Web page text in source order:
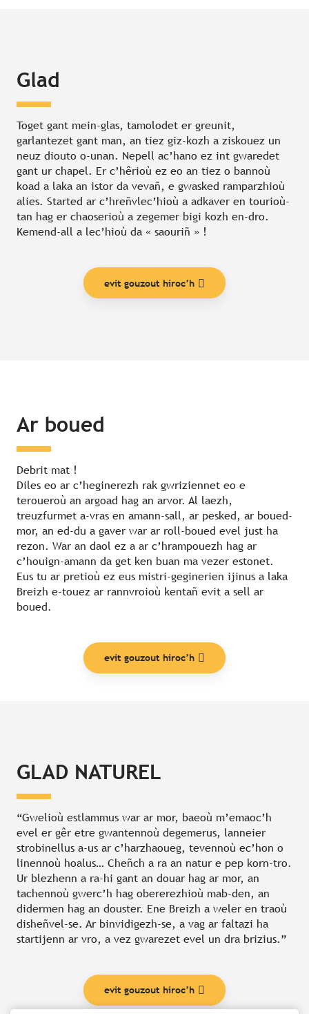
Glad
Toget gant mein-glas, tamolodet er greunit,
garlantezet gant man, an tiez giz-kozh a ziskouez un
neuz diouto o-unan. Nepell ac’hano ez int gwaredet
gant ur chapel. Er c’hêrioù ez eo an tiez o bannoù
koad a laka an istor da vevañ, e gwasked ramparzhioù
alies. Started ar c’hreñvlec’hioù a adkaver en tourioù-
tan hag er chaoserioù a zegemer bigi kozh en-dro.
Kemend-all a lec’hioù da « saouriñ » !
evit gouzout hiroc’h
Ar boued
Debrit mat !
Diles eo ar c’heginerezh rak gwriziennet eo e
teroueroù an argoad hag an arvor. Al laezh,
treuzfurmet a-vras en amann-sall, ar pesked, ar boued-
mor, an ed-du a gaver war ar roll-boued evel just ha
rezon. War an daol ez a ar c’hrampouezh hag ar
c’houign-amann da get ken buan ma vezer estonet.
Eus tu ar pretioù ez eus mistri-geginerien ijinus a laka
Breizh e-touez ar rannvroioù kentañ evit a sell ar
boued.
evit gouzout hiroc’h
GLAD NATUREL
“Gwelioù estlammus war ar mor, baeoù m’emaoc’h
evel er gêr etre gwantennoù degemerus, lanneier
strobinellus a-us ar c’harzhaoueg, tevennoù ec’hon o
linennoù hoalus… Cheñch a ra an natur e pep korn-tro.
Ur blezhenn a ra-hi gant an douar hag ar mor, an
tachennoù gwerc’h hag obererezhioù mab-den, an
didermen hag an douster. Ene Breizh a weler en traoù
disheñvel-se. Ar binvidigezh-se, a vag ar faltazi ha
startijenn ar vro, a vez gwarezet evel un dra brizius.”
evit gouzout hiroc’h